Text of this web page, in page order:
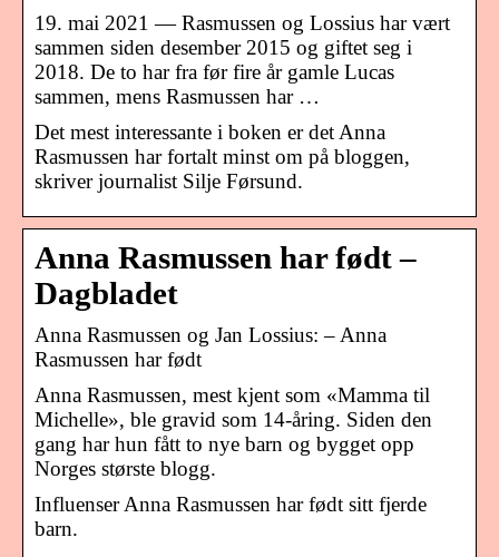
19. mai 2021 — Rasmussen og Lossius har vært
sammen siden desember 2015 og giftet seg i
2018. De to har fra før fire år gamle Lucas
sammen, mens Rasmussen har …
Det mest interessante i boken er det Anna
Rasmussen har fortalt minst om på bloggen,
skriver journalist Silje Førsund.
Anna Rasmussen har født –
Dagbladet
Anna Rasmussen og Jan Lossius: – Anna
Rasmussen har født
Anna Rasmussen, mest kjent som «Mamma til
Michelle», ble gravid som 14-åring. Siden den
gang har hun fått to nye barn og bygget opp
Norges største blogg.
Influenser Anna Rasmussen har født sitt fjerde
barn.